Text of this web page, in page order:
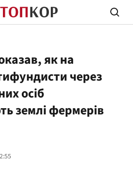
як на
через
осіб
землі фермерів